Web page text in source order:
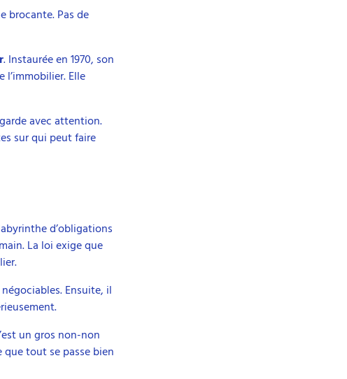
brocante. Pas de
. Instaurée en 1970, son
Elle
avec attention.
sur qui peut faire
d’obligations
La loi exige que
Ensuite, il
un gros non-non
tout se passe bien